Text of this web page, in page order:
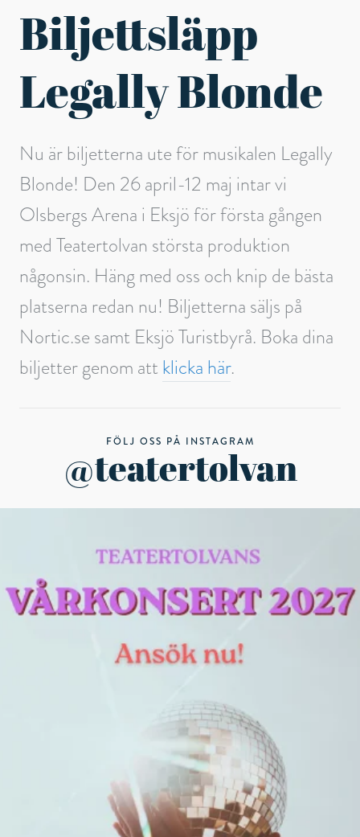
Biljettsläpp
Legally Blonde
Nu är biljetterna ute för musikalen Legally
Blonde! Den 26 april-12 maj intar vi
Olsbergs Arena i Eksjö för första gången
med Teatertolvan största produktion
någonsin. Häng med oss och knip de bästa
platserna redan nu! Biljetterna säljs på
Nortic.se samt Eksjö Turistbyrå. Boka dina
biljetter genom att klicka här.
FÖLJ OSS PÅ INSTAGRAM
@teatertolvan